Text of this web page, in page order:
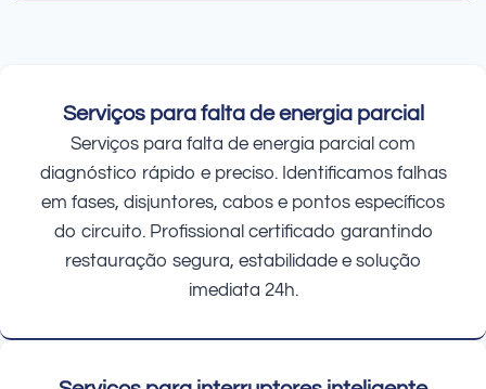
Serviços para falta de energia parcial
Serviços para falta de energia parcial com
diagnóstico rápido e preciso. Identificamos falhas
em fases, disjuntores, cabos e pontos específicos
do circuito. Profissional certificado garantindo
restauração segura, estabilidade e solução
imediata 24h.